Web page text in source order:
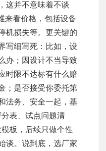
这并不意味着不谈
来看价格，包括设备
机损失等。更关键的
写细写死：比如，设
办；因设计不当导致
时限不达标有什么赔
；是否接受你委托第
法务、安全一起，基
表、试点问题清
板，后续只做个性
谈。说到底，选厂家